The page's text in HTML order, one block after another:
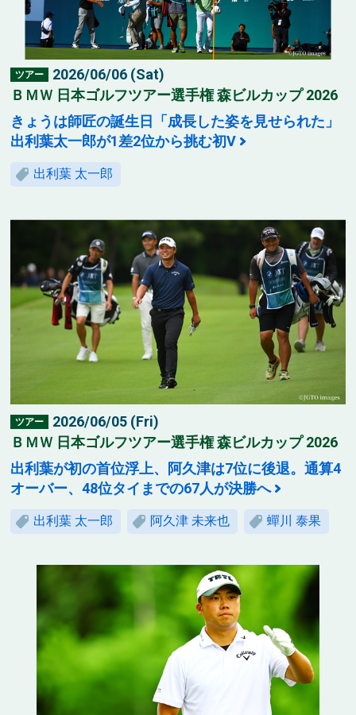
ツアー
2026/06/06 (Sat)
ＢＭＷ 日本ゴルフツアー選手権 森ビルカップ 2026
きょうは師匠の誕生日「成長した姿を見せられた」
出利葉太一郎が1差2位から挑む初V
出利葉 太一郎
ツアー
2026/06/05 (Fri)
ＢＭＷ 日本ゴルフツアー選手権 森ビルカップ 2026
出利葉が初の首位浮上、阿久津は7位に後退。通算4
オーバー、48位タイまでの67人が決勝へ
出利葉 太一郎 阿久津 未来也 蟬川 泰果